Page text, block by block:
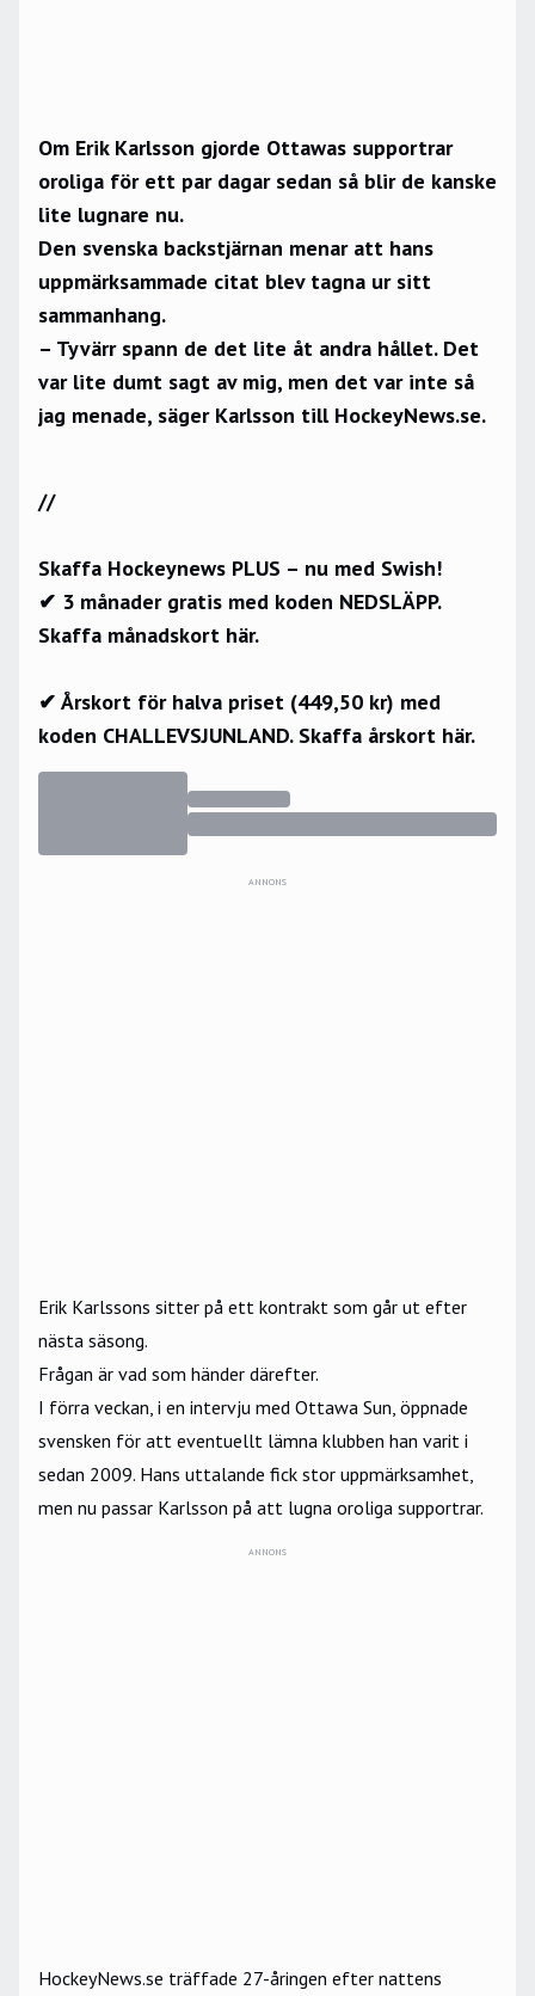
Om Erik Karlsson gjorde Ottawas supportrar
oroliga för ett par dagar sedan så blir de kanske
lite lugnare nu.
Den svenska backstjärnan menar att hans
uppmärksammade citat blev tagna ur sitt
sammanhang.
– Tyvärr spann de det lite åt andra hållet. Det
var lite dumt sagt av mig, men det var inte så
jag menade, säger Karlsson till HockeyNews.se.
//
Skaffa Hockeynews PLUS – nu med Swish!
✔ 3 månader gratis med koden NEDSLÄPP.
Skaffa månadskort här.
✔ Årskort för halva priset (449,50 kr) med
koden CHALLEVSJUNLAND. Skaffa årskort här.
ANNONS
Erik Karlssons sitter på ett kontrakt som går ut efter
nästa säsong.
Frågan är vad som händer därefter.
I förra veckan, i en intervju med Ottawa Sun, öppnade
svensken för att eventuellt lämna klubben han varit i
sedan 2009. Hans uttalande fick stor uppmärksamhet,
men nu passar Karlsson på att lugna oroliga supportrar.
ANNONS
HockeyNews.se träffade 27-åringen efter nattens